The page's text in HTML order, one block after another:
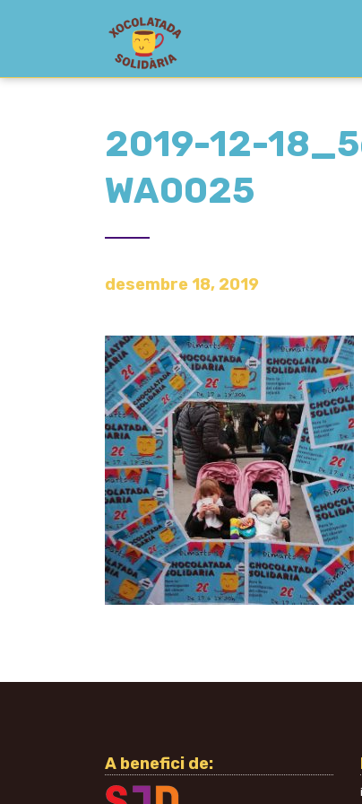
2019-12-
WA0025
desembre 18, 2019
A benefici de: